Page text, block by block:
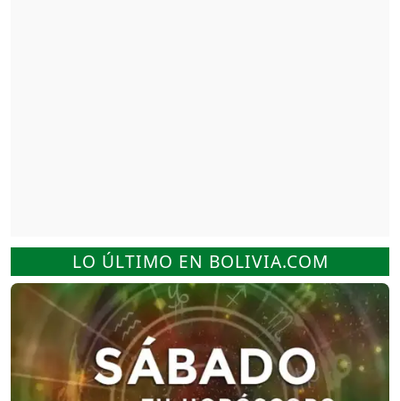
LO ÚLTIMO EN BOLIVIA.COM